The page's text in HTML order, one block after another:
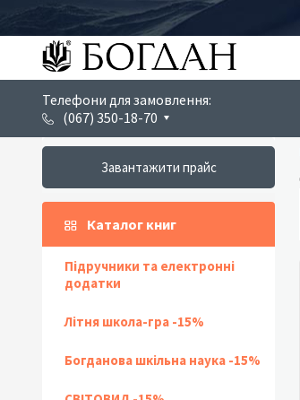
Телефони для замовлення:
(067) 350-18-70
Завантажити прайс
Каталог книг
Підручники та електронні
додатки
Літня школа-гра -15%
Богданова шкільна наука -15%